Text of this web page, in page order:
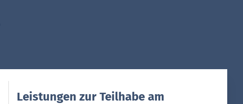
Leistungen zur Teilhabe am